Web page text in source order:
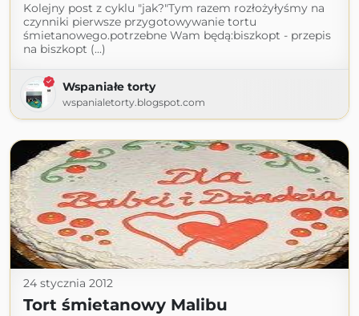
Kolejny post z cyklu "jak?"Tym razem rozłożyłyśmy na
czynniki pierwsze przygotowywanie tortu
śmietanowego.potrzebne Wam będą:biszkopt - przepis
na biszkopt (...)
Wspaniałe torty
wspanialetorty.blogspot.com
24 stycznia 2012
Tort śmietanowy Malibu